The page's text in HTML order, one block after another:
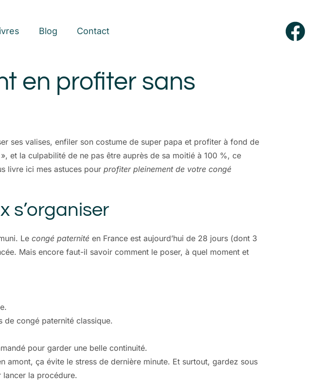
Blog Contact
en profiter sans
ses valises, enfiler son costume de super papa et profiter à fond de
et la culpabilité de ne pas être auprès de sa moitié à 100 %, ce
livre ici mes astuces pour profiter pleinement de votre congé
s’organiser
Le congé paternité en France est aujourd’hui de 28 jours (dont 3
Mais encore faut-il savoir comment le poser, à quel moment et
congé paternité classique.
pour garder une belle continuité.
amont, ça évite le stress de dernière minute. Et surtout, gardez sous
lancer la procédure.